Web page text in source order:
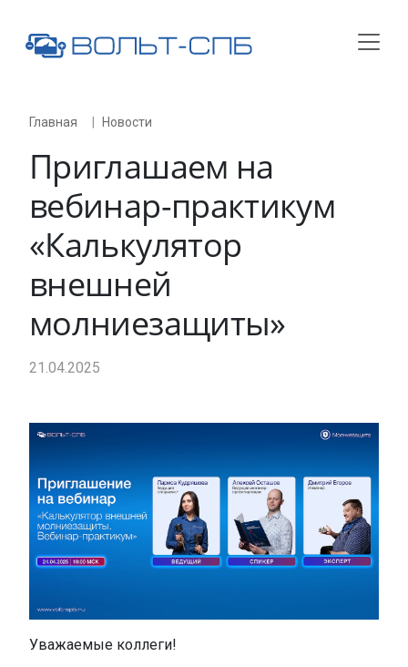
Главная Новости
Приглашаем на
вебинар-практикум
«Калькулятор
внешней
молниезащиты»
21.04.2025
Уважаемые коллеги!